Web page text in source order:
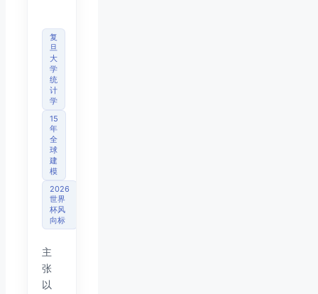
复
旦
大
学
统
计
学
15
年
全
球
建
模
2026
世界
杯风
向标
主
张
以